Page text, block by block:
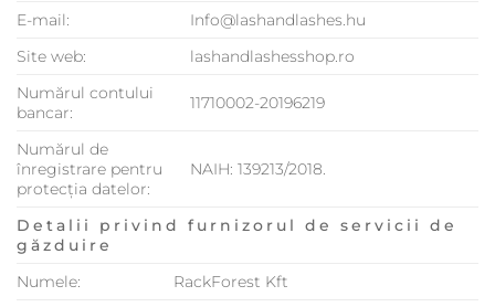
E-mail:
Info@lashandlashes.hu
Site web:
lashandlashesshop.ro
Numărul contului
bancar:
11710002-20196219
Numărul de
înregistrare pentru
protecția datelor:
NAIH: 139213/2018.
Detalii privind furnizorul de servicii de
g ăzduire
Numele:
RackForest Kft